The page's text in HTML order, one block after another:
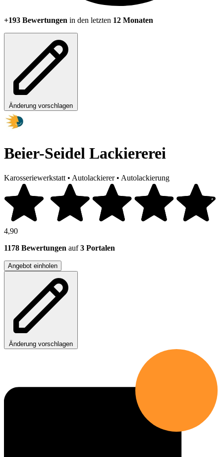
+193 Bewertungen in den letzten 12 Monaten
Änderung vorschlagen
Beier-Seidel Lackiererei
Karosseriewerkstatt • Autolackierer • Autolackierung
4,90
1178 Bewertungen auf3 Portalen
Angebot einholen
Änderung vorschlagen